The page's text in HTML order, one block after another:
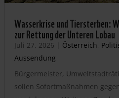
Wasserkrise und Tiersterben:
zur Rettung der Unteren Lobau
Juli 27, 2026 | Österreich,
Aussendung
Bürgermeister,
sollen Sofortmaßnahmen